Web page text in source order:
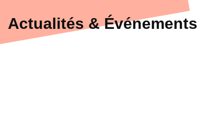
Actualités & Événements